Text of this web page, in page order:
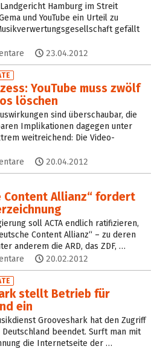
Hamburg im Streit
und YouTube ein Urteil zu
gefällt
23.04.2012
YouTube muss zwölf
löschen
sind überschaubar, die
Implikationen dagegen unter
weitreichend: Die Video-
20.04.2012
Content Allianz“ fordert
soll ACTA endlich ratifizieren,
Content Allianz“ – zu deren
anderem die ARD, das ZDF, …
20.02.2012
stellt Betrieb für
ein
Grooveshark hat den Zugriff
beendet. Surft man mit
die Internetseite der …